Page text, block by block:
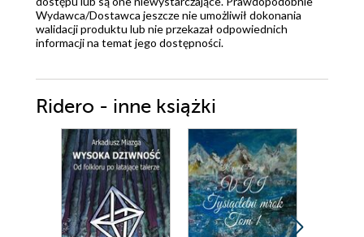
Wydawca/Dostawca jeszcze nie umożliwił dokonania
walidacji produktu lub nie przekazał odpowiednich
informacji na temat jego dostępności.
Ridero - inne książki